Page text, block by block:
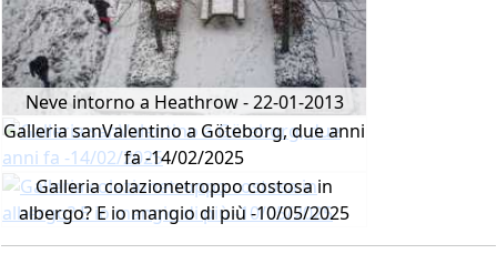
Neve intorno a Heathrow - 22-01-2013
Galleria sanValentino a Göteborg, due anni
fa -14/02/2025
Galleria colazionetroppo costosa in
albergo? E io mangio di più -10/05/2025